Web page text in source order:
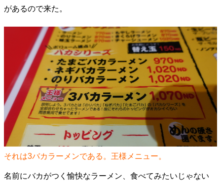
があるので来た。
それは3バカラーメンである。王様メニュー。
名前にバカがつく愉快なラーメン、食べてみたいじゃない